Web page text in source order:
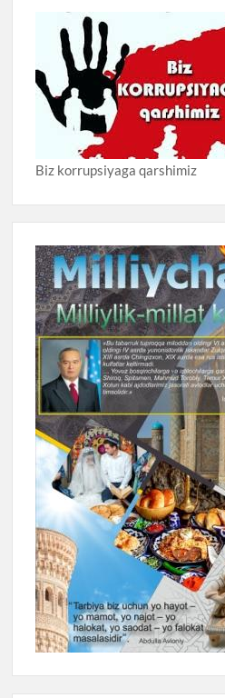
Biz korrupsiyaga qarshimiz